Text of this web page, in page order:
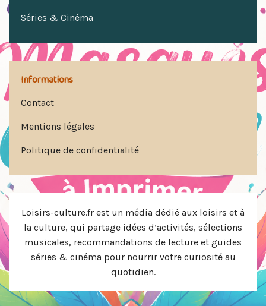
Séries & Cinéma
Informations
Contact
Mentions légales
Politique de confidentialité
Loisirs-culture.fr est un média dédié aux loisirs et à
la culture, qui partage idées d’activités, sélections
musicales, recommandations de lecture et guides
séries & cinéma pour nourrir votre curiosité au
quotidien.